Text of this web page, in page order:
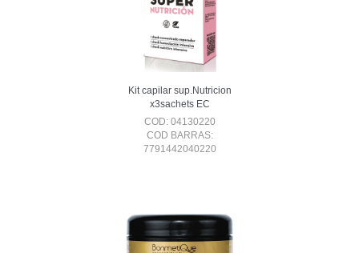
Kit capilar sup.Nutricion
x3sachets EC
COD: 04130220
COD BARRAS:
7791442040220